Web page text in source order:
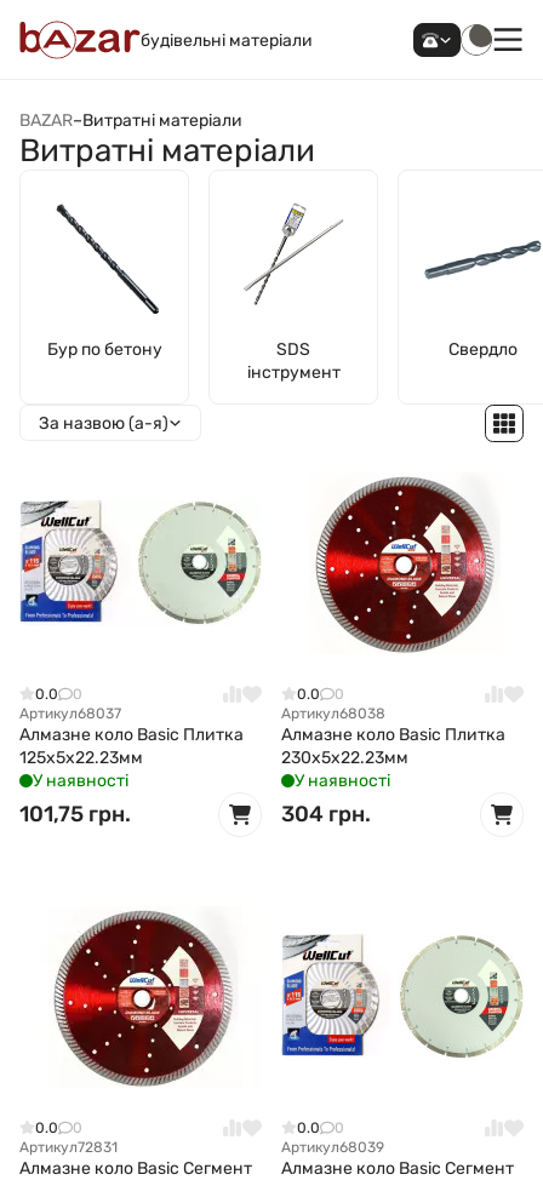
будівельні матеріали
BAZAR–Витратні матеріали
Витратні матеріали
Бур по бетону
SDS
інструмент
Свердло
За назвою (а-я)
0.0
0
Артикул68037
Алмазне коло Basic Плитка
125x5x22.23мм
У наявності
101,75 грн.
0.0
0
Артикул68038
Алмазне коло Basic Плитка
230x5x22.23мм
У наявності
304 грн.
0.0
0
Артикул72831
Алмазне коло Basic Сегмент
0.0
0
Артикул68039
Алмазне коло Basic Сегмент